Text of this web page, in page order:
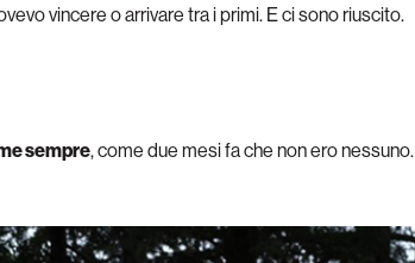
vincere o arrivare tra i primi. E ci sono riuscito.
sempre, come due mesi fa che non ero nessuno.